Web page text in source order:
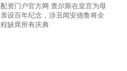
配资门户官方网 查尔斯在皇宫为母
亲设百年纪念，涉丑闻安德鲁将全
程缺席所有庆典